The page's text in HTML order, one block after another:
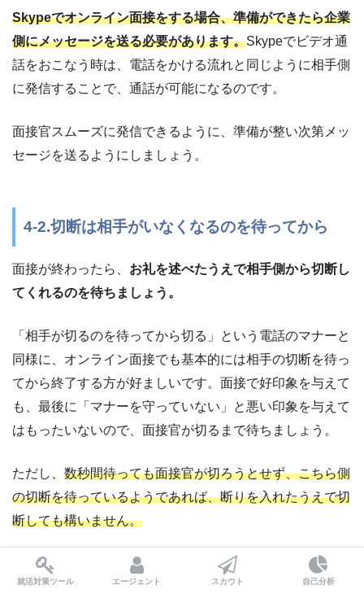
Skypeでオンライン面接をする場合、準備ができたら企業
側にメッセージを送る必要があります。Skypeでビデオ通
話をおこなう時は、電話をかける流れと同じように相手側
に発信することで、通話が可能になるのです。
面接官スムーズに発信できるように、準備が整い次第メッ
セージを送るようにしましょう。
4-2.切断は相手がいなくなるのを待ってから
面接が終わったら、 お礼を述べたうえで相手側から切断し
てくれるのを待ちましょう。
「相手が切るのを待ってから切る」という電話のマナーと
同様に、オンライン面接でも基本的には相手の切断を待っ
てから終了する方が好ましいです。面接で好印象を与えて
も、最後に「マナーを守っていない」と悪い印象を与えて
はもったいないので、面接官が切るまで待ちましょう。
ただし、 数秒間待っても面接官が切ろうとせず、こちら側
の切断を待っているようであれば、断りを入れたうえで切
断しても構いません。
就活対策ツール エージェント スカウト 自己分析